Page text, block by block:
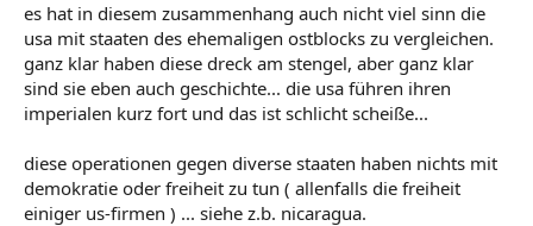
es hat in diesem zusammenhang auch nicht viel sinn die
usa mit staaten des ehemaligen ostblocks zu vergleichen.
ganz klar haben diese dreck am stengel, aber ganz klar
sind sie eben auch geschichte... die usa führen ihren
imperialen kurz fort und das ist schlicht scheiße...
diese operationen gegen diverse staaten haben nichts mit
demokratie oder freiheit zu tun ( allenfalls die freiheit
einiger us-firmen ) ... siehe z.b. nicaragua.